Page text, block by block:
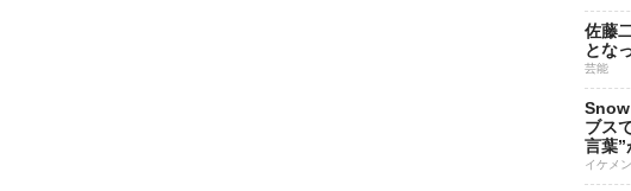
佐藤
とな
芸能
ブス
言葉”
イケメン